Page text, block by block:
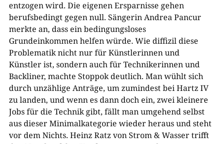
entzogen wird. Die eigenen Ersparnisse gehen
berufsbedingt gegen null. Sängerin Andrea Pancur
merkte an, dass ein bedingungsloses
Grundeinkommen helfen würde. Wie diffizil diese
Problematik nicht nur für Künstlerinnen und
Künstler ist, sondern auch für Technikerinnen und
Backliner, machte Stoppok deutlich. Man wühlt sich
durch unzählige Anträge, um zumindest bei Hartz IV
zu landen, und wenn es dann doch ein, zwei kleinere
Jobs für die Technik gibt, fällt man umgehend selbst
aus dieser Minimalkategorie wieder heraus und steht
vor dem Nichts. Heinz Ratz von Strom & Wasser trifft